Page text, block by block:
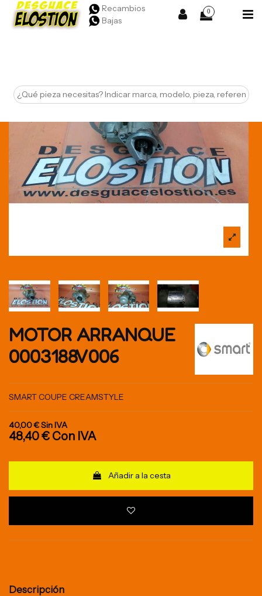
Recambios
Bajas
0
MOTOR ARRANQUE
0003188V006
SMART COUPE CREAMSTYLE
40,00 €Sin IVA
48,40 € Con IVA
Añadir a la cesta
Descripción